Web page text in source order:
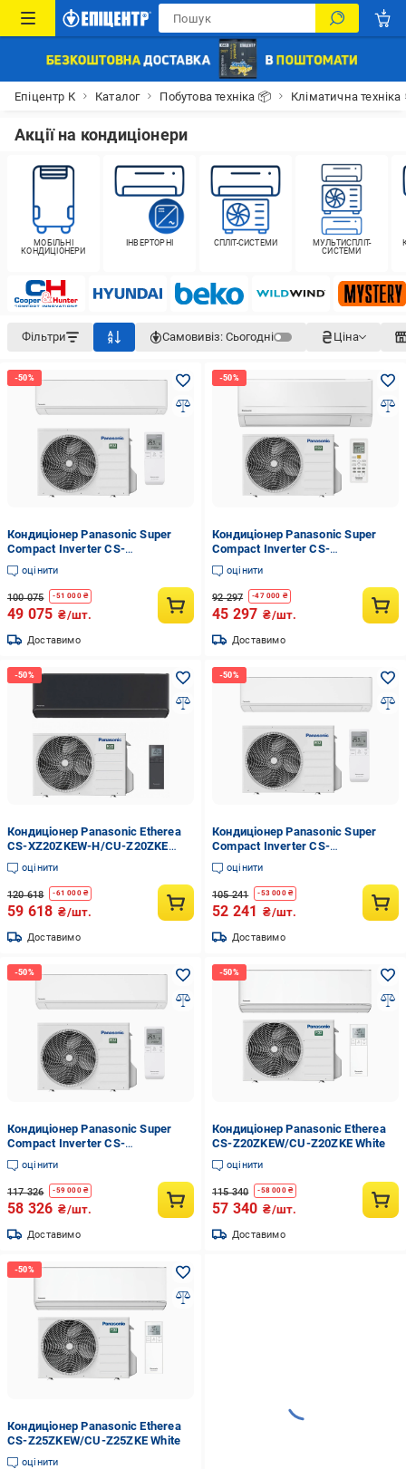
Епіцентр К Каталог Побутова техніка 📦 Кліматична
Акції на кондиціонери
МОБІЛЬНІ
КОНДИЦІОНЕРИ
ІНВЕРТОРНІ СПЛІТ-СИСТЕМИ
МУЛЬТИСПЛІТ-
СИСТЕМИ
Фільтри Самовивіз: Сьогодні Ціна
Кондиціонер Panasonic Super
Compact Inverter CS-
TZ20ZKEW/CU-TZ20ZKE
оцінити
100 075 -51 000₴
49 075 ₴/шт.
Доставимо
Кондиціонер Panasonic Super
Compact Inverter CS-
BZ25ZKE/CU-BZ25ZKE
оцінити
92 297 -47 000 ₴
45 297 ₴/шт.
Доставимо
Кондиціонер Panasonic Etherea
CS-XZ20ZKEW-H/CU-Z20ZKE
Black
оцінити
120 618 -61 000₴
59 618 ₴/шт.
Доставимо
Кондиціонер Panasonic Super
Compact Inverter CS-
TZ25ZKEW/CU-TZ25ZKE
оцінити
105 241 -53 000₴
52 241 ₴/шт.
Доставимо
Кондиціонер Panasonic Super
Compact Inverter CS-
TZ35ZKEW/CU-TZ35ZKE
оцінити
117 326 -59 000₴
58 326 ₴/шт.
Доставимо
Кондиціонер Panasonic Etherea
CS-Z20ZKEW/CU-Z20ZKE White
оцінити
115 340 -58 000₴
57 340 ₴/шт.
Доставимо
Кондиціонер Panasonic Etherea
CS-Z25ZKEW/CU-Z25ZKE White
оцінити